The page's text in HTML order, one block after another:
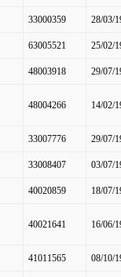
33000359 28/03/
63005521 25/02/
48003918 29/07/
48004266 14/02/
33007776 29/07/
33008407 03/07/
40020859 18/07/
40021641 16/06/
41011565 08/10/